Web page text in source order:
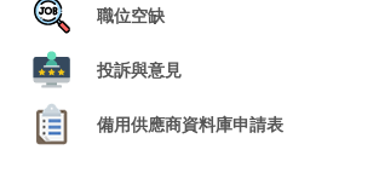
職位空缺
投訴與意見
備用供應商資料庫申請表